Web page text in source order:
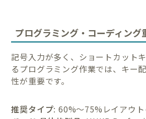
プログラミング・コーディング
記号入力が多く、ショートカット
るプログラミング作業では、キー
性が重要です。
推奨タイプ: 60%〜75%レイアウ